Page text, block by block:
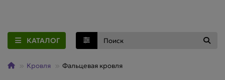
КАТАЛОГ
Кровля Фальцевая кровля